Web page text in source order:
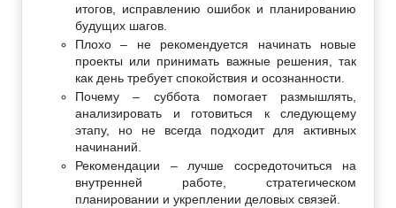
итогов, исправлению ошибок и планированию
будущих шагов.
Плохо – не рекомендуется начинать новые
проекты или принимать важные решения, так
как день требует спокойствия и осознанности.
Почему – суббота помогает размышлять,
анализировать и готовиться к следующему
этапу, но не всегда подходит для активных
начинаний.
Рекомендации – лучше сосредоточиться на
внутренней работе, стратегическом
планировании и укреплении деловых связей.